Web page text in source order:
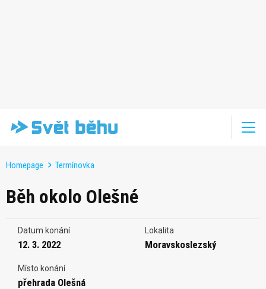
Homepage Termínovka
Běh okolo Olešné
Datum konání
12. 3. 2022
Lokalita
Moravskoslezský
Místo konání
přehrada Olešná